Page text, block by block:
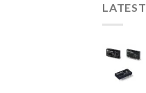
LATEST